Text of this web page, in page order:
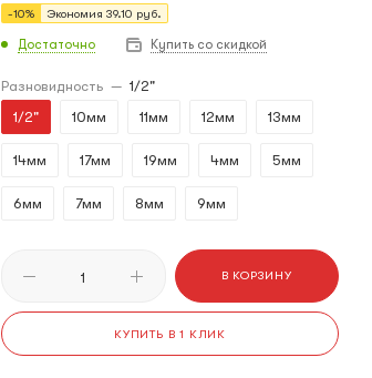
-10% Экономия 39.10 руб.
Достаточно Купить со скидкой
Разновидность — 1/2"
1/2"
10мм 11мм 12мм 13мм
14мм 17мм 19мм 4мм 5мм
6мм 7мм 8мм 9мм
В КОРЗИНУ
КУПИТЬ В 1 КЛИК